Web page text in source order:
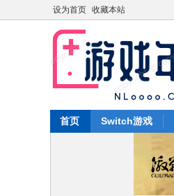
设为首页 收藏本站
首页 Switch游戏